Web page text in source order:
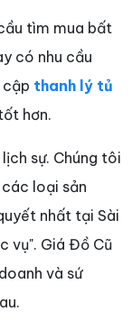
tìm mua bất
có nhu cầu
cập thanh lý tủ
hơn.
sự. Chúng tôi
các loại sản
nhất tại Sài
vụ". Giá Đồ Cũ
và sứ